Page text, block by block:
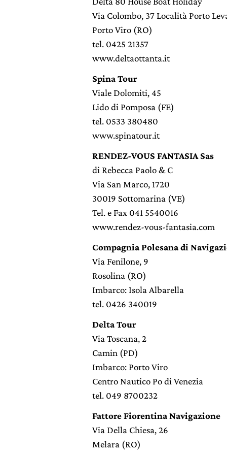
Via Colombo, 37 Località Porto
Porto Viro (RO)
tel. 0425 21357
www.deltaottanta.it
Spina Tour
Viale Dolomiti, 45
Lido di Pomposa (FE)
tel. 0533 380480
www.spinatour.it
RENDEZ-VOUS FANTASIA Sas
di Rebecca Paolo & C
Via San Marco, 1720
30019 Sottomarina (VE)
Tel. e Fax 041 5540016
www.rendez-vous-fantasia.com
Compagnia Polesana di
Via Fenilone, 9
Rosolina (RO)
Imbarco: Isola Albarella
tel. 0426 340019
Delta Tour
Via Toscana, 2
Camin (PD)
Imbarco: Porto Viro
Centro Nautico Po di Venezia
tel. 049 8700232
Fattore Fiorentina Navigazione
Via Della Chiesa, 26
Melara (RO)